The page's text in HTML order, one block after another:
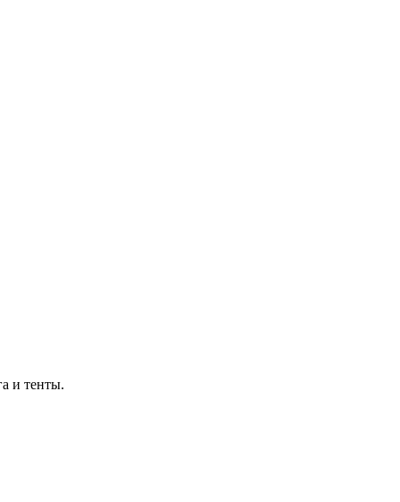
и тенты.